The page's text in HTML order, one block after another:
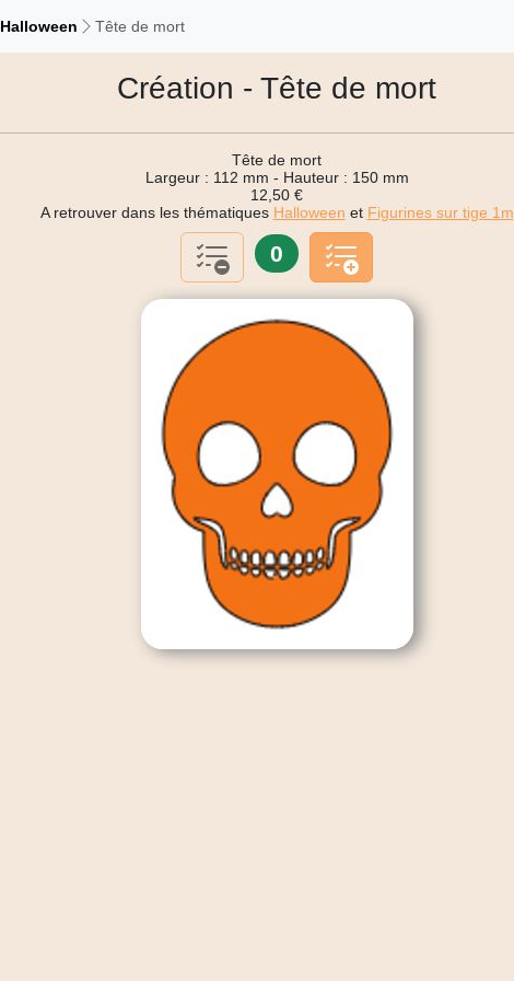
Halloween Tête de mort
Création - Tête de mort
Tête de mort
Largeur : 112 mm - Hauteur : 150 mm
12,50 €
A retrouver dans les thématiques Halloween et Figurines sur tige 1m
0